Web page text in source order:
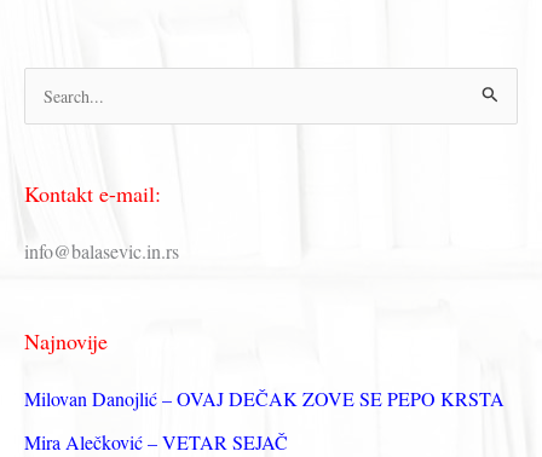
р
т
р
а
з
а
Kontakt e-mail:
info@balasevic.in.rs
Najnovije
Milovan Danojlić – OVAJ DEČAK ZOVE SE PEPO KRSTA
Mira Alečković – VETAR SEJAČ